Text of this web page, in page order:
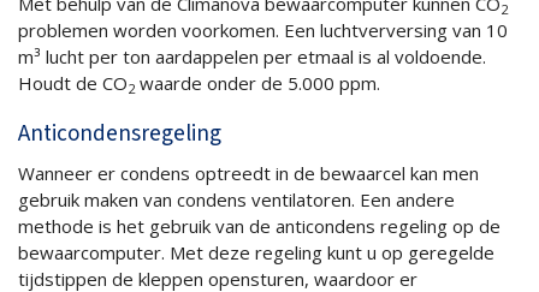
2
problemen worden voorkomen. Een luchtverversing van 10
m³ lucht per ton aardappelen per etmaal is al voldoende.
Houdt de CO2 waarde onder de 5.000 ppm.
Anticondensregeling
Wanneer er condens optreedt in de bewaarcel kan men
gebruik maken van condens ventilatoren. Een andere
methode is het gebruik van de anticondens regeling op de
bewaarcomputer. Met deze regeling kunt u op geregelde
tijdstippen de kleppen opensturen, waardoor er